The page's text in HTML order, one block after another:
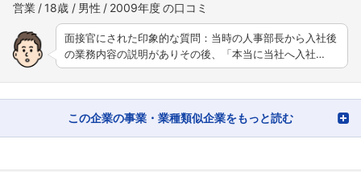
営業 18歳 男性 2009年度
面接官にされた印象的な質問：当時の人事部長から入社後
の業務内容の説明がありその後、「本当に当社へ入社…
この企業の事業・業種類似企業をもっと読む